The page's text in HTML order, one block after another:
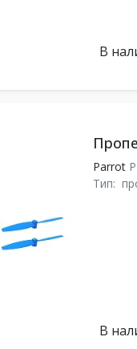
В
Parrot
Тип:
В